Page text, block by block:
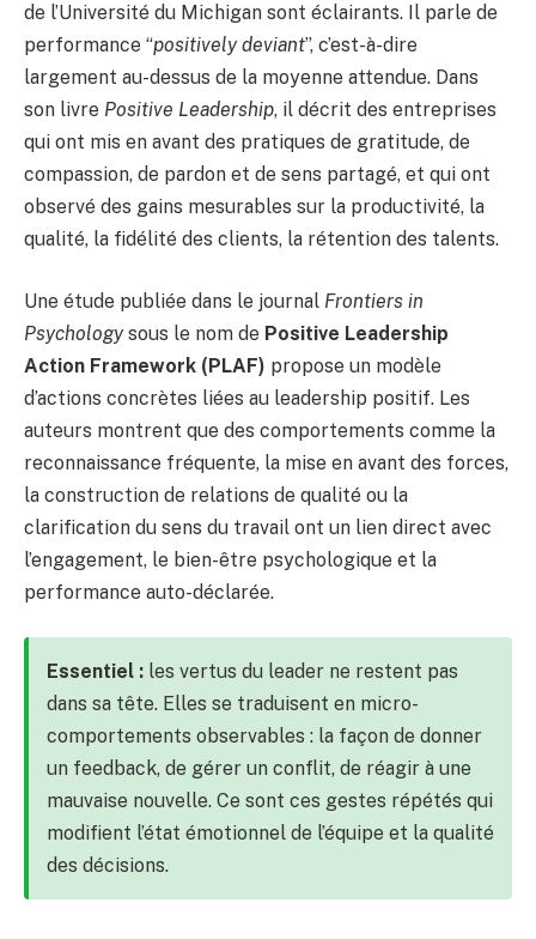
de l’Université du Michigan sont éclairants. Il parle de
performance “positively deviant”, c’est-à-dire
largement au-dessus de la moyenne attendue. Dans
son livre Positive Leadership, il décrit des entreprises
qui ont mis en avant des pratiques de gratitude, de
compassion, de pardon et de sens partagé, et qui ont
observé des gains mesurables sur la productivité, la
qualité, la fidélité des clients, la rétention des talents.
Une étude publiée dans le journal Frontiers in
Psychologysous le nom de Positive Leadership
Action Framework (PLAF) propose un modèle
d’actions concrètes liées au leadership positif. Les
auteurs montrent que des comportements comme la
reconnaissance fréquente, la mise en avant des forces,
la construction de relations de qualité ou la
clarification du sens du travail ont un lien direct avec
l’engagement, le bien-être psychologique et la
performance auto-déclarée.
Essentiel : les vertus du leader ne restent pas
dans sa tête. Elles se traduisent en micro-
comportements observables : la façon de donner
un feedback, de gérer un conflit, de réagir à une
mauvaise nouvelle. Ce sont ces gestes répétés qui
modifient l’état émotionnel de l’équipe et la qualité
des décisions.